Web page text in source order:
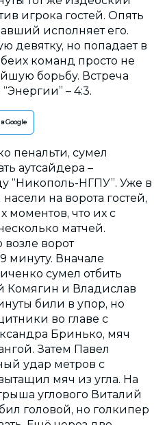
игрока гостей. Опять
исполняет его.
девятку, но попадает в
команд просто не
борьбу. Встреча
– 4:3.
Google
пенальти, сумел
аутсайдера –
“Никополь-НГПУ”. Уже в
на ворота гостей,
моментов, что их с
матчей.
ворот
минуту. Вначале
сумел отбить
Комягин и Владислав
били в упор, но
во главе с
Бринько, мяч
Затем Павел
удар метров с
мяч из угла. На
углового Виталий
головой, но голкипер